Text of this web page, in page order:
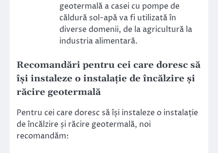
geotermală a casei cu pompe de
căldură sol-apă va fi utilizată în
diverse domenii, de la agricultură la
industria alimentară.
Recomandări pentru cei care doresc să
își instaleze o instalație de încălzire și
răcire geotermală
Pentru cei care doresc să își instaleze o instalație
de încălzire și răcire geotermală, noi
recomandăm: